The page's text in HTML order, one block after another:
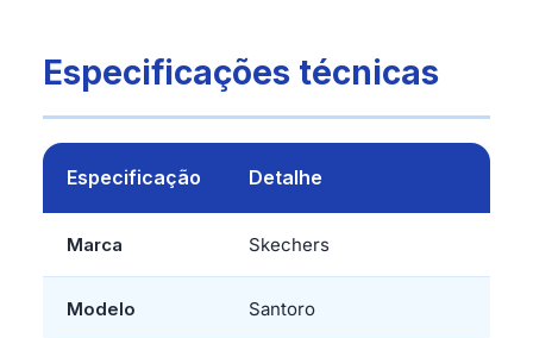
Especificações técnicas
Especificação Detalhe
Marca Skechers
Modelo Santoro